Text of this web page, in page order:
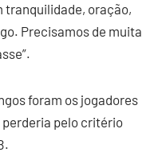
tranquilidade, oração,
Precisamos de muita
foram os jogadores
perderia pelo critério